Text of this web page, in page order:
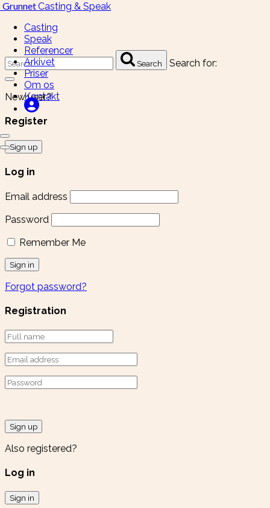
Search Search for:
New user?
Register
Sign up
Log in
Email address
Password
Remember Me
Forgot password?
Registration
Sign up
Also registered?
Log in
Sign in
GrunnetCasting & Speak
Casting
Speak
Referencer
Arkivet
Priser
Om os
Kontakt